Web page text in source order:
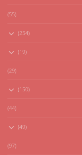
(55)
(254)
(19)
(29)
(150)
(44)
(49)
(97)